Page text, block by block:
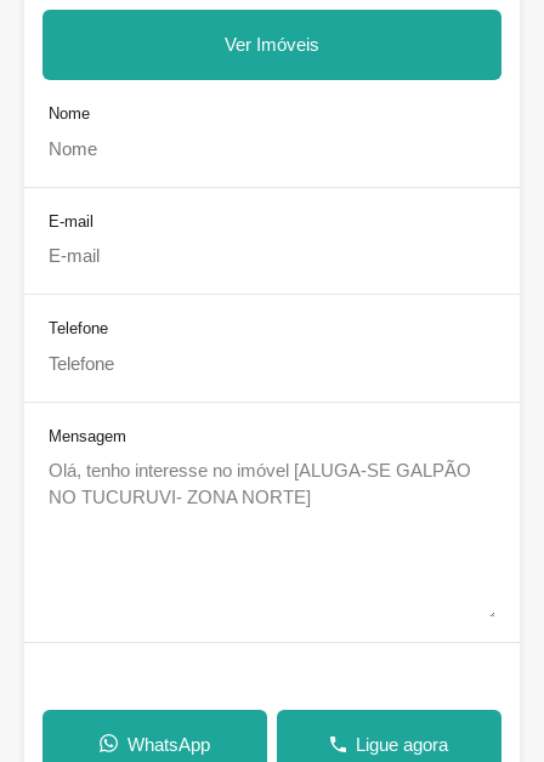
Ver Imóveis
Nome
E-mail
Telefone
Mensagem
WhatsApp Ligue agora